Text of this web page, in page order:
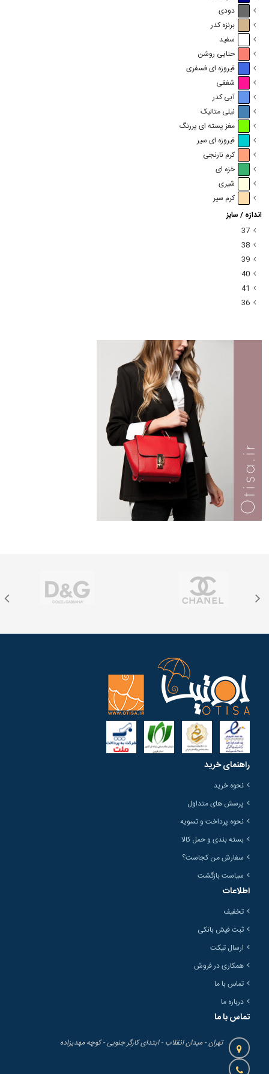
دودی
برنزه کدر
سفید
حنایی روشن
فیروزه ای فسفری
شفقی
آبی کدر
نیلی متالیک
مغز پسته ای پررنگ
فیروزه ای سیر
کرم نارنجی
خزه ای
شیری
کرم سیر
اندازه / سایز
37
38
39
40
41
36
راهنمای خرید
نحوه خرید
پرسش های متداول
نحوه پرداخت و تسویه
بسته بندی و حمل کالا
سفارش من کجاست؟
سیاست بازگشت
اطلاعات
تخفیف
ثبت فیش بانکی
ارسال تیکت
همکاری در فروش
تماس با ما
درباره ما
تماس با ما
تهران - میدان انقلاب - ابتدای کارگر جنوبی - کوچه مهدیزاده